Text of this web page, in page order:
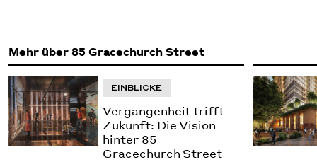
Mehr über 85 Gracechurch Street
EINBLICKE
Vergangenheit trifft
Zukunft: Die Vision
hinter 85
Gracechurch Street